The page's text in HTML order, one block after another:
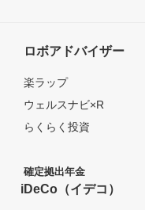
ロボアドバイザー
楽ラップ
ウェルスナビ×R
らくらく投資
確定拠出年金
iDeCo（イデコ）